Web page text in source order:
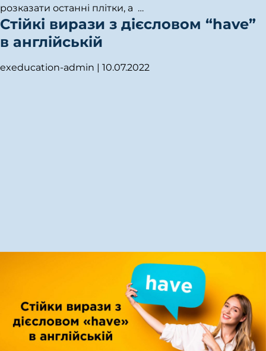
розказати останні плітки, а …
Стійкі вирази з дієсловом “have”
в англійській
exeducation-admin | 10.07.2022